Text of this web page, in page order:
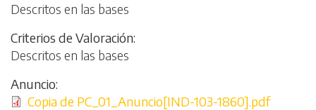
Descritos en las bases
Criterios de Valoración
Descritos en las bases
Anuncio
FileCopia de PC_01_Anuncio[IND-103-1860].pdf